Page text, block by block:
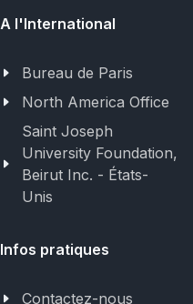
A l'International
Bureau de Paris
North America Office
Saint Joseph
University Foundation,
Beirut Inc. - États-
Unis
Infos pratiques
Contactez-nous